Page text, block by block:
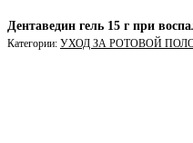
Дентаведин гель 15 г при
Категории: УХОД ЗА РОТОВОЙ